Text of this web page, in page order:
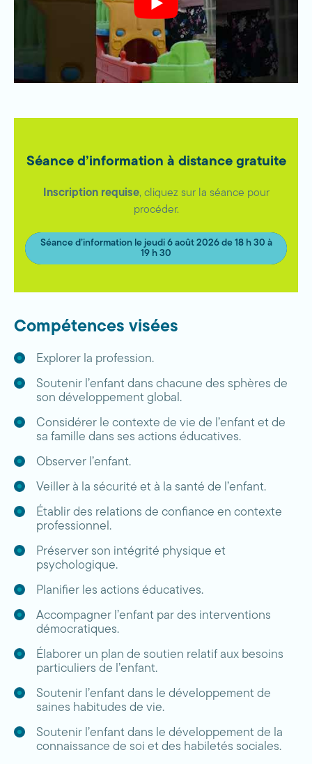
Séance d’information à distance gratuite
Inscription requise, cliquez sur la séance pour
procéder.
Séance d’information le jeudi 6 août 2026 de 18 h 30 à
19 h 30
Compétences visées
Explorer la profession.
Soutenir l’enfant dans chacune des sphères de
son développement global.
Considérer le contexte de vie de l’enfant et de
sa famille dans ses actions éducatives.
Observer l’enfant.
Veiller à la sécurité et à la santé de l’enfant.
Établir des relations de confiance en contexte
professionnel.
Préserver son intégrité physique et
psychologique.
Planifier les actions éducatives.
Accompagner l’enfant par des interventions
démocratiques.
Élaborer un plan de soutien relatif aux besoins
particuliers de l’enfant.
Soutenir l’enfant dans le développement de
saines habitudes de vie.
Soutenir l’enfant dans le développement de la
connaissance de soi et des habiletés sociales.